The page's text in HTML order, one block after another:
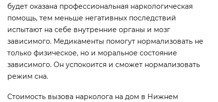
будет оказана профессиональная наркологическая
помощь, тем меньше негативных последствий
испытают на себе внутренние органы и мозг
зависимого. Медикаменты помогут нормализовать не
только физическое, но и моральное состояние
зависимого. Он успокоится и сможет нормализовать
режим сна.
Стоимость вызова нарколога на дом в Нижнем